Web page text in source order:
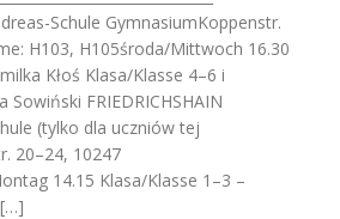
Schule GymnasiumKoppenstr.
H103, H105środa/Mittwoch 16.30
Kłoś Klasa/Klasse 4–6 i
FRIEDRICHSHAIN
(tylko dla uczniów tej
20–24, 10247
14.15 Klasa/Klasse 1–3 –